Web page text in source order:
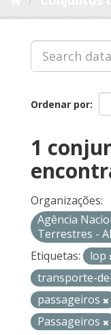
Ordenar por
1
Organizações:
Agência
Terrestres -
Etiquetas:
lop
transporte-
passageiros
Passageiros